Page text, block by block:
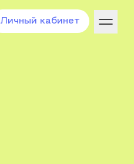
Личный кабинет